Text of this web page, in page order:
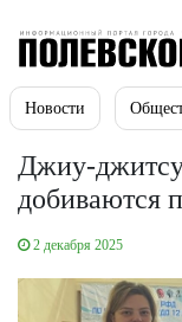
Новости
Джиу-
добиваются
2 декабря 2025